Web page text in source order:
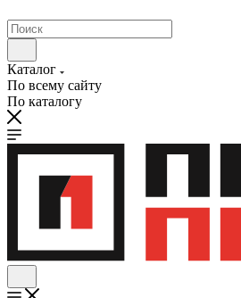
Каталог
По всему сайту
По каталогу